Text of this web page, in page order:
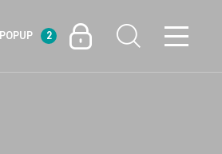
POPUP 2